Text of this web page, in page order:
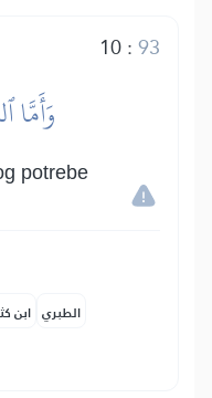
10:93
وَأَمَّا
potrebe
ابن الطبري